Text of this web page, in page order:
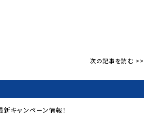
次の記事を読む >>
新キャンペーン情報！